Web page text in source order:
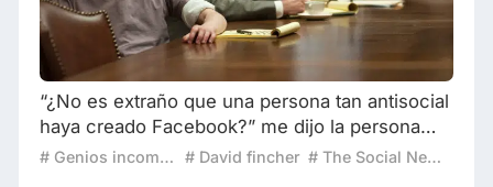
“¿No es extraño que una persona tan antisocial
haya creado Facebook?” me dijo la persona
con la que vi “The Social Network” (David
# Genios incomprendidos # David fincher # The Social Network